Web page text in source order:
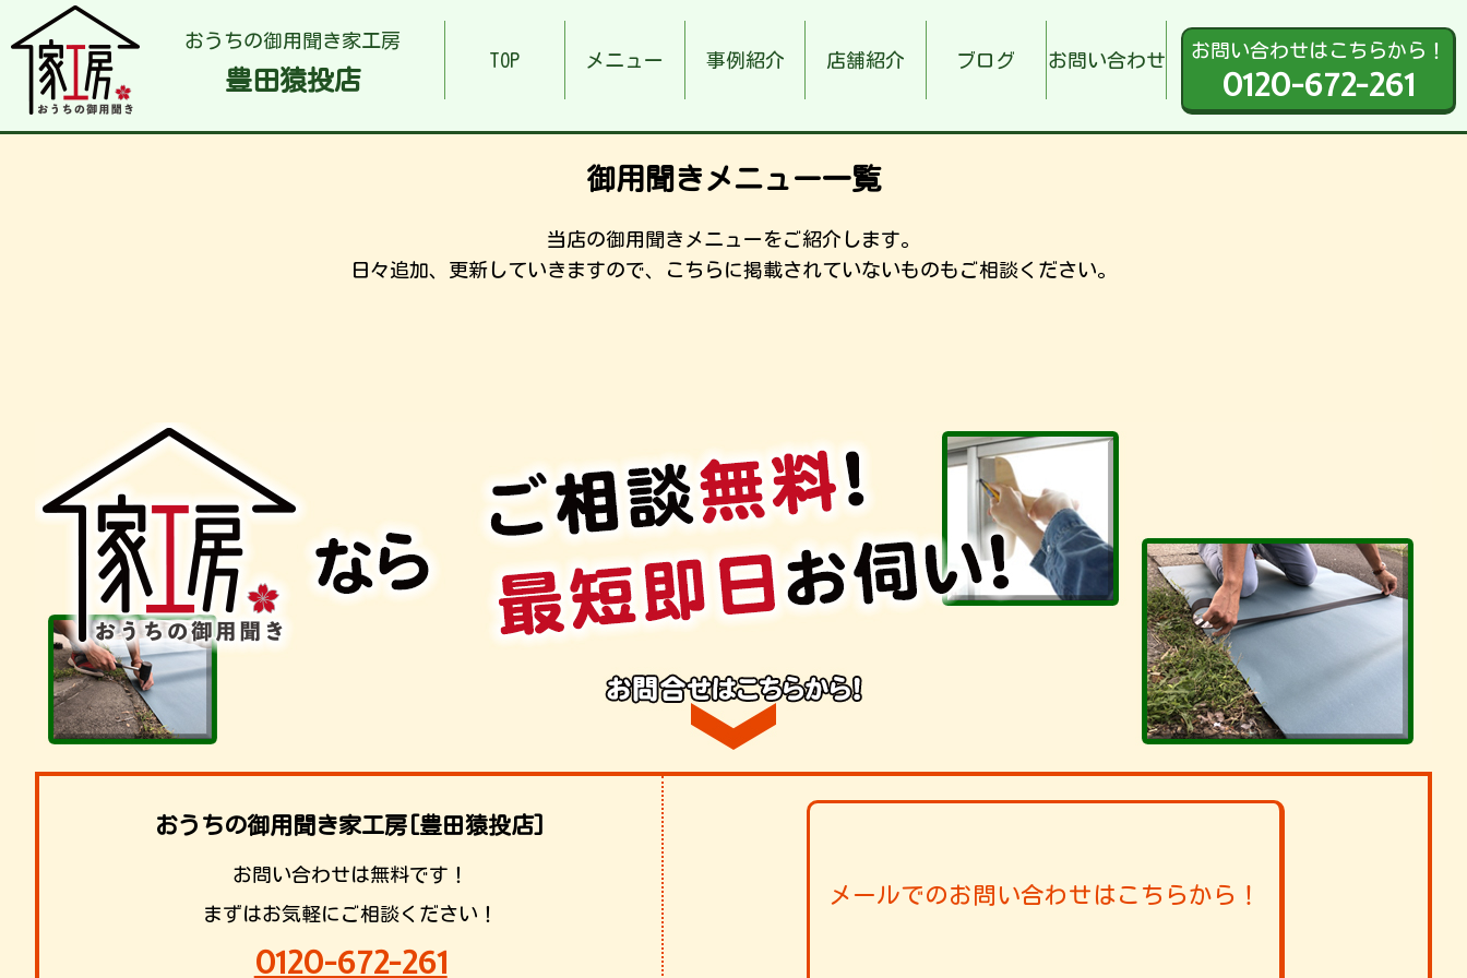
おうちの御用聞き家工房
豊田猿投店
TOP メニュー 事例紹介 店舗紹介 ブログ お問い合わせ お問い合わせはこちらから！
0120-672-261
御用聞きメニュー一覧
当店の御用聞きメニューをご紹介します。
日々追加、更新していきますので、こちらに掲載されていないものもご相談ください。
おうちの御用聞き家工房[豊田猿投店]
お問い合わせは無料です！
まずはお気軽にご相談ください！
0120-672-261
メールでのお問い合わせはこちらから！